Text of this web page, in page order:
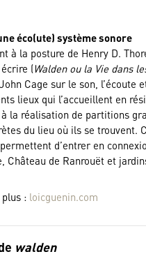
éco(ute) système sonore
à la posture de Henry D.
(Walden ou la Vie dans
Cage sur le son,
lieux qui l’accueillent en
la réalisation de partitions
du lieu où ils se trouvent.
permettent d’entrer en
Château de Ranrouët et
: loicguenin.com
walden